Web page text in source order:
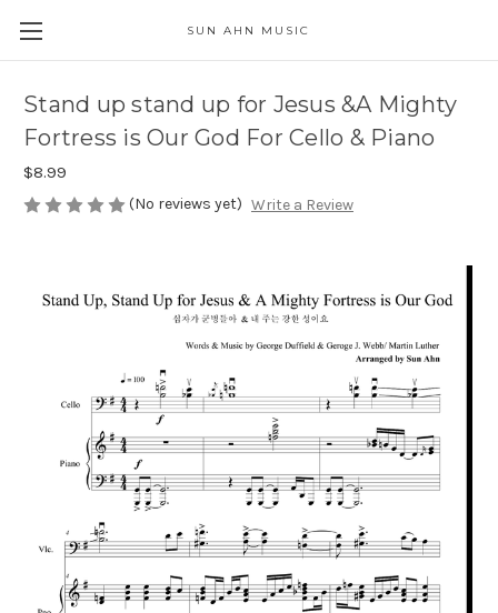
SUN AHN MUSIC
Stand up stand up for Jesus &A Mighty
Fortress is Our God For Cello & Piano
$8.99
(No reviews yet) Write a Review